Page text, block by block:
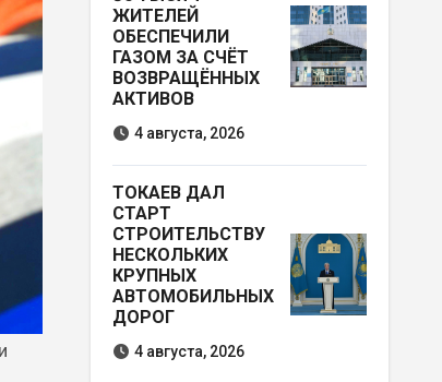
ЖИТЕЛЕЙ
ОБЕСПЕЧИЛИ
ГАЗОМ ЗА СЧЁТ
ВОЗВРАЩЁННЫХ
АКТИВОВ
4 августа, 2026
ТОКАЕВ ДАЛ
СТАРТ
СТРОИТЕЛЬСТВУ
НЕСКОЛЬКИХ
КРУПНЫХ
АВТОМОБИЛЬНЫХ
ДОРОГ
4 августа, 2026